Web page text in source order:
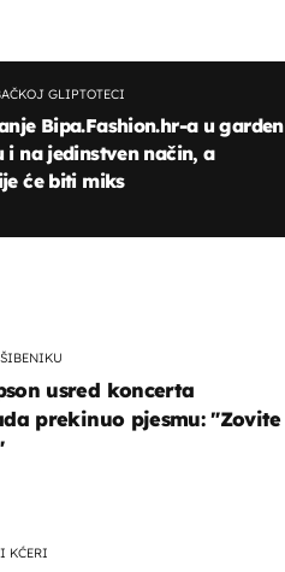
GLIPTOTECI
Bipa.Fashion.hr-a u garden
i na jedinstven način, a
će biti miks
usred koncerta
prekinuo pjesmu: "Zovite
KĆERI